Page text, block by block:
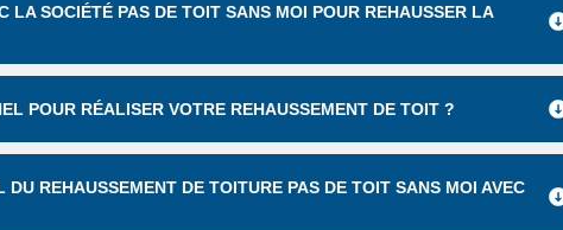
LA SOCIÉTÉ PAS DE TOIT SANS MOI POUR REHAUSSER LA
POUR RÉALISER VOTRE REHAUSSEMENT DE TOIT ?
REHAUSSEMENT DE TOITURE PAS DE TOIT SANS MOI AVEC